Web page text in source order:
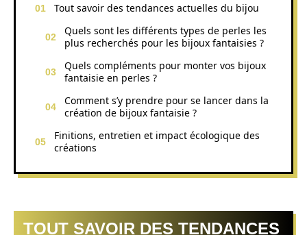
Tout savoir des tendances actuelles du bijou
Quels sont les différents types de perles les
plus recherchés pour les bijoux fantaisies ?
Quels compléments pour monter vos bijoux
fantaisie en perles ?
Comment s’y prendre pour se lancer dans la
création de bijoux fantaisie ?
Finitions, entretien et impact écologique des
créations
TOUT SAVOIR DES TENDANCES